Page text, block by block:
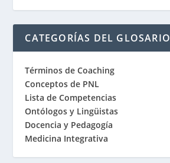
CATEGORÍAS DEL GLOSARIO
Términos de Coaching
Conceptos de PNL
Lista de Competencias
Ontólogos y Lingüistas
Docencia y Pedagogía
Medicina Integrativa